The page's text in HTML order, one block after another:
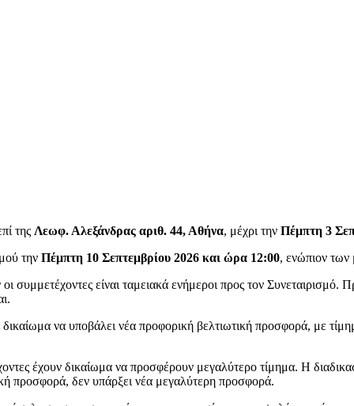
της Λεωφ. Αλεξάνδρας αριθ. 44, Αθήνα, μέχρι την Πέμπτη 3
την Πέμπτη 10 Σεπτεμβρίου 2026 και ώρα 12:00, ενώπιον των
είναι ταμειακά ενήμεροι προς τον
να υποβάλει νέα προφορική βελτιωτική προσφορά, με
έχουν δικαίωμα να προσφέρουν μεγαλύτερο τίμημα. Η
προσφορά, δεν υπάρξει νέα μεγαλύτερη προσφορά.